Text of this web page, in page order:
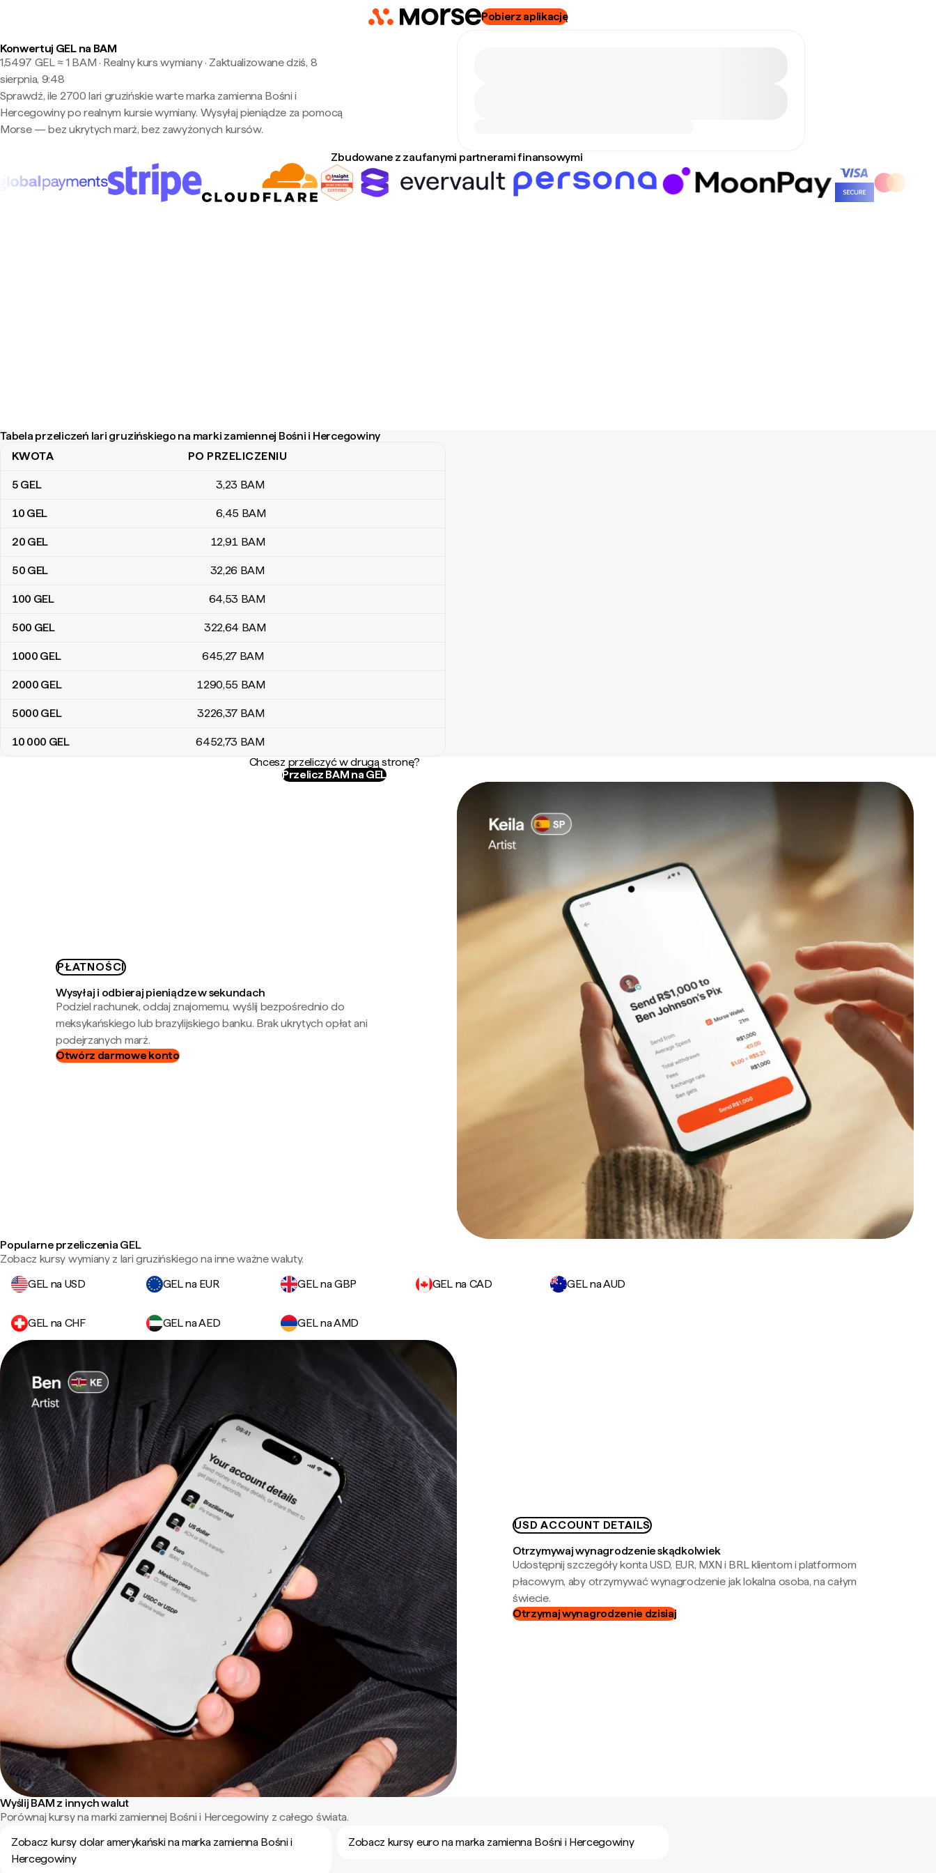
Pobierz aplikację
Konwertuj GEL na BAM
1,5497 GEL ≈ 1 BAM · Realny kurs wymiany· Zaktualizowane dziś, 8
sierpnia, 9:48
Sprawdź, ile 2700 lari gruzińskie warte marka zamienna Bośni i
Hercegowiny po realnym kursie wymiany. Wysyłaj pieniądze za pomocą
Morse — bez ukrytych marż, bez zawyżonych kursów.
Zbudowane z zaufanymi partnerami finansowymi
Tabela przeliczeń lari gruzińskiego na marki zamiennej Bośni i Hercegowiny
Tabela przeliczeń lari gruzińskiego na marki zamiennej Bośni i Hercegowiny
KWOTA PO PRZELICZENIU
5 GEL 3,23 BAM
10 GEL 6,45 BAM
20 GEL 12,91 BAM
50 GEL 32,26 BAM
100 GEL 64,53 BAM
500 GEL 322,64 BAM
1000 GEL 645,27 BAM
2000 GEL 1290,55 BAM
5000 GEL 3226,37 BAM
10 000 GEL 6452,73 BAM
Chcesz przeliczyć w drugą stronę?
Przelicz BAM na GEL
PŁATNOŚCI
Wysyłaj i odbieraj pieniądze w sekundach
Podziel rachunek, oddaj znajomemu, wyślij bezpośrednio do
meksykańskiego lub brazylijskiego banku. Brak ukrytych opłat ani
podejrzanych marż.
Otwórz darmowe konto
Popularne przeliczenia GEL
Zobacz kursy wymiany z lari gruzińskiego na inne ważne waluty.
GEL na USD
GEL na EUR GEL na GBP GEL na CAD GEL na AUD
GEL na CHF GEL na AED GEL na AMD
USD ACCOUNT DETAILS
Otrzymywaj wynagrodzenie skądkolwiek
Udostępnij szczegóły konta USD, EUR, MXN i BRL klientom i platformom
płacowym, aby otrzymywać wynagrodzenie jak lokalna osoba, na całym
świecie.
Otrzymaj wynagrodzenie dzisiaj
Wyślij BAM z innych walut
Porównaj kursy na marki zamiennej Bośni i Hercegowiny z całego świata.
Zobacz kursy dolar amerykański na marka zamienna Bośni i
Hercegowiny
Zobacz kursy euro na marka zamienna Bośni i Hercegowiny